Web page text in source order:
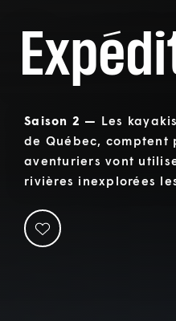
Saison 2 — Les
de Québec, comptent
aventuriers vont
rivières inexplorées